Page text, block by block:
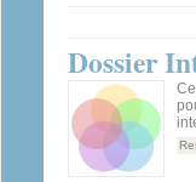
Dossier